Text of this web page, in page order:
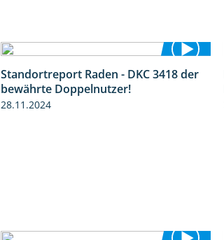
2:18
Standortreport Raden - DKC 3418 der
bewährte Doppelnutzer!
28.11.2024